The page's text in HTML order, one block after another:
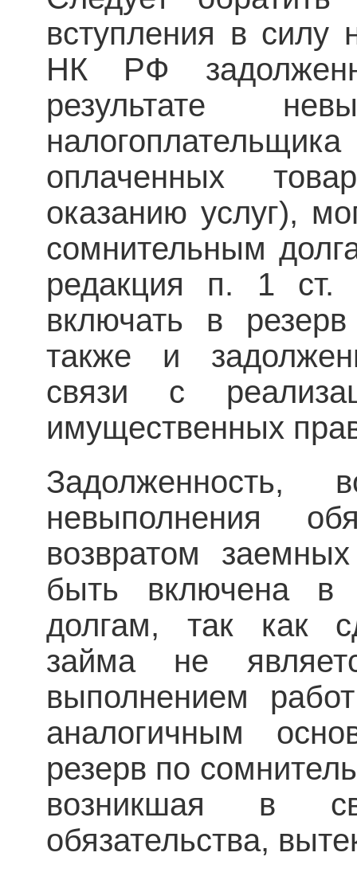
вступления в силу
НК РФ
результате
оплаченных
оказанию услуг),
сомнительным
редакция п. 1
включать в
также и
связи с
имущественных
Задолженность,
невыполнения
возвратом
быть включена в
долгам, так как
займа не
выполнением
аналогичным
резерв по
возникшая в
обязательства,